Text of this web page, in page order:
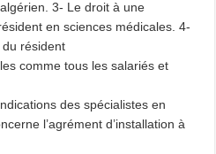
3- Le droit à une
en sciences médicales. 4-
résident
comme tous les salariés et
des spécialistes en
l’agrément d’installation à